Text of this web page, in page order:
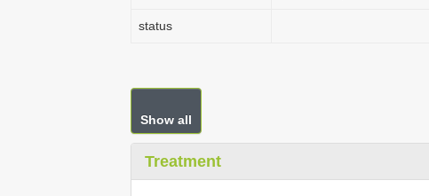
status
Show all
Treatment